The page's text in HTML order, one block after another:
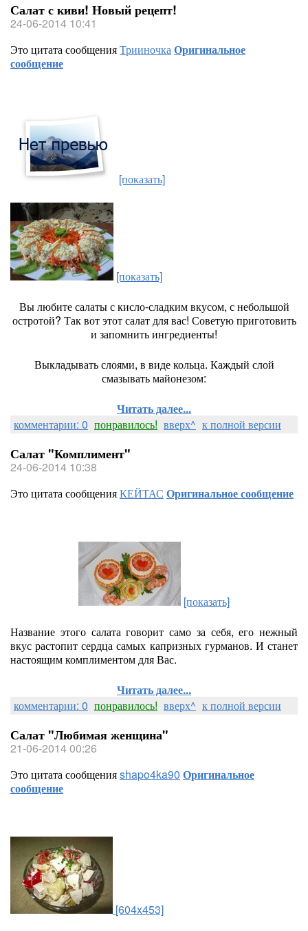
Салат с киви! Новый рецепт!
24-06-2014 10:41
Это цитата сообщенияТрииночкаОригинальное
сообщение
[показать]
[показать]
Вы любите салаты с кисло-сладким вкусом, с небольшой
остротой? Так вот этот салат для вас! Советую приготовить
и запомнить ингредиенты!
Выкладывать слоями, в виде кольца. Каждый слой
смазывать майонезом:
Читать далее...
комментарии: 0 понравилось! вверх^ к полной версии
Салат "Комплимент"
24-06-2014 10:38
Это цитата сообщенияКЕЙТАС Оригинальное сообщение
[показать]
Название этого салата говорит само за себя, его нежный
вкус растопит сердца самых капризных гурманов. И станет
настоящим комплиментом для Вас.
Читать далее...
комментарии: 0 понравилось! вверх^ к полной версии
Салат "Любимая женщина"
21-06-2014 00:26
Это цитата сообщенияshapo4ka90 Оригинальное
сообщение
[604x453]